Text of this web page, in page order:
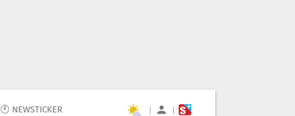
🕙 NEWSTICKER | |